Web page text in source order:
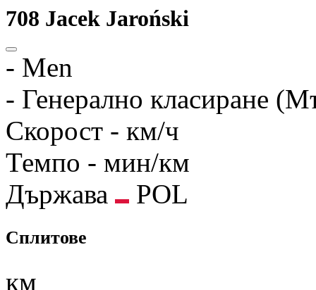
708 Jacek Jaroński
- Men
- Генерално класиране
Скорост - км/ч
Темпо - мин/км
Държава
POL
Сплитове
км